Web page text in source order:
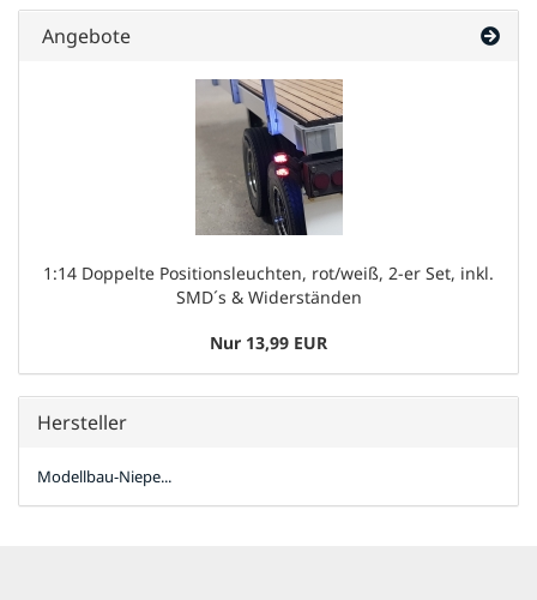
Angebote
1:14 Doppelte Positionsleuchten, rot/weiß, 2-er Set, inkl.
SMD´s & Widerständen
Nur 13,99 EUR
Hersteller
Modellbau-Niepe...